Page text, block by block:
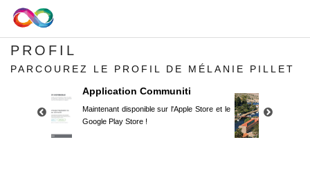
PROFIL
PARCOUREZ LE PROFIL DE MÉLANIE PILLET
Application Communiti
Maintenant disponible sur l'Apple Store et le
Google Play Store !
RESIDENCE CAPU
Située au cœur de la
Corse du Sud,
moins de 400 m de la